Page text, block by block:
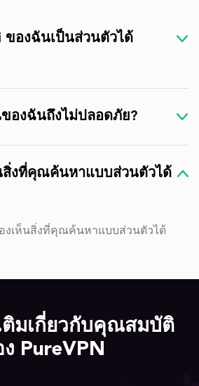
ของฉันเป็นส่วนตัวได้
องฉันถึงไม่ปลอดภัย?
สิ่งที่คุณค้นหาแบบส่วนตัวได้
งเห็นสิ่งที่คุณค้นหาแบบส่วนตัวได้
ติมเกี่ยวกับคุณสมบัติ
PureVPN